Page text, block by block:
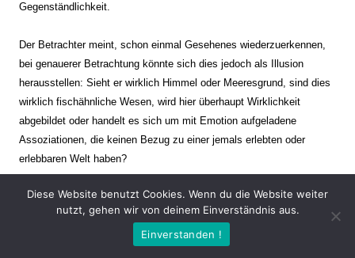
Gegenständlichkeit.
Der Betrachter meint, schon einmal Gesehenes wiederzuerkennen,
bei genauerer Betrachtung könnte sich dies jedoch als Illusion
herausstellen: Sieht er wirklich Himmel oder Meeresgrund, sind dies
wirklich fischähnliche Wesen, wird hier überhaupt Wirklichkeit
abgebildet oder handelt es sich um mit Emotion aufgeladene
Assoziationen, die keinen Bezug zu einer jemals erlebten oder
erlebbaren Welt haben?
Verharren und Dynamik stehen sich dabei gegenüber. Zeit steht still
oder verrinnt im Nu. Es soll dabei eine Spannung, auch farblich, bis
zur Schmerzgrenze erzeugt werden. Die Arbeiten stellen ambivalente
Diese Website benutzt Cookies. Wenn du die Website weiter
nutzt, gehen wir von deinem Einverständnis aus.
Einverstanden !